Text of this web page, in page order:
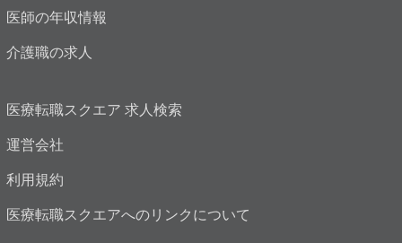
医師の年収情報
介護職の求人
医療転職スクエア 求人検索
運営会社
利用規約
医療転職スクエアへのリンクについて